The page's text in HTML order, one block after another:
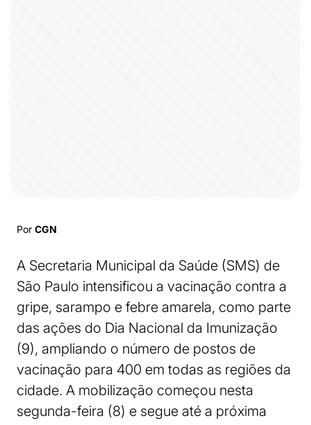
Por CGN
A Secretaria Municipal da Saúde (SMS) de
São Paulo intensificou a vacinação contra a
gripe, sarampo e febre amarela, como parte
das ações do Dia Nacional da Imunização
(9), ampliando o número de postos de
vacinação para 400 em todas as regiões da
cidade. A mobilização começou nesta
segunda-feira (8) e segue até a próxima